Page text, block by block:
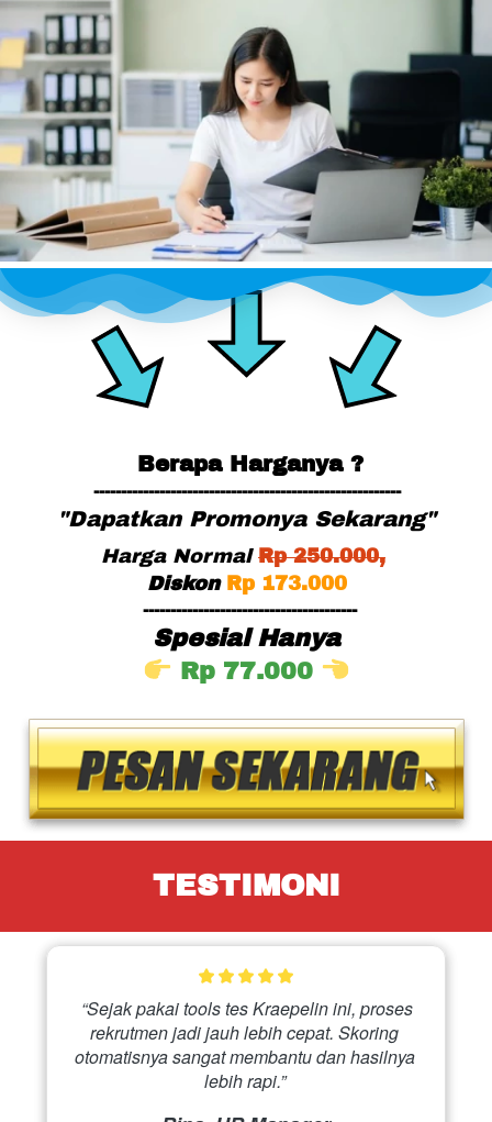
Berapa Harganya ?
--------------------------------------------------------
"Dapatkan Promonya Sekarang"
Harga Normal Rp 250.000,
Diskon Rp 173.000
---------------------------------------
Spesial Hanya
Rp 77.000
TESTIMONI
rekrutmen jadi jauh lebih cepat. Skoring
otomatisnya sangat membantu dan hasilnya
lebih rapi.”